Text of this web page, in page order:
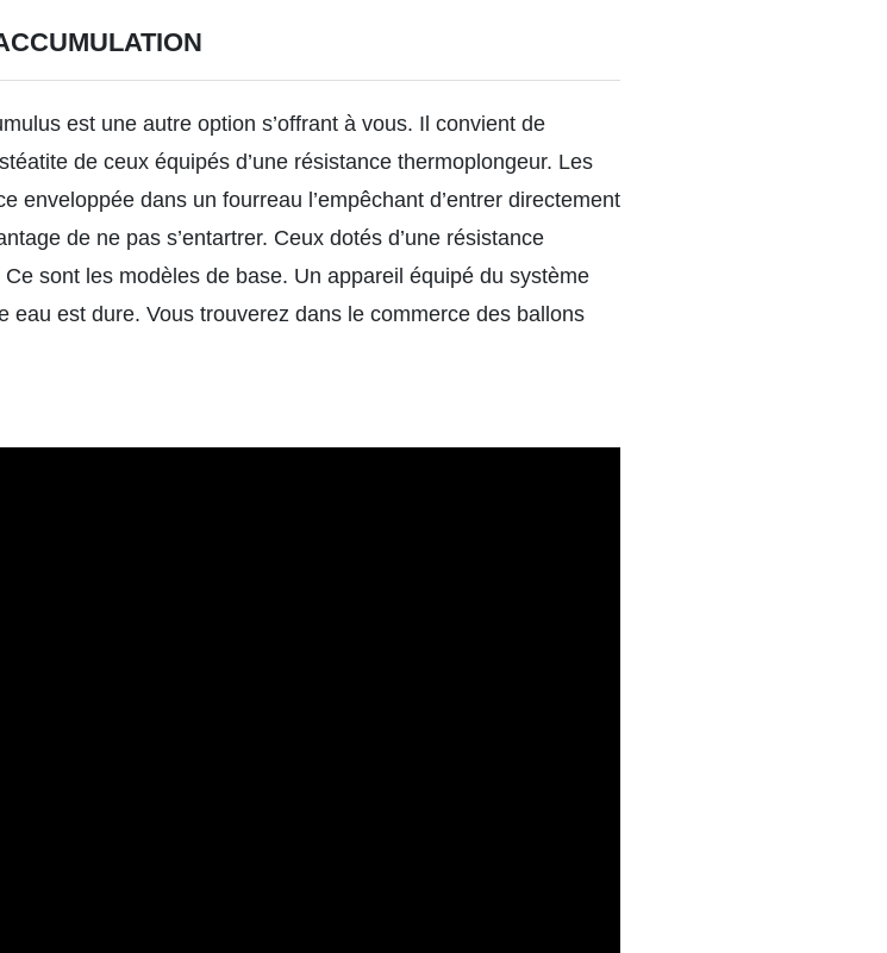
est une autre option s’offrant à vous. Il convient de
de ceux équipés d’une résistance thermoplongeur. Les
enveloppée dans un fourreau l’empêchant d’entrer directement
de ne pas s’entartrer. Ceux dotés d’une résistance
sont les modèles de base. Un appareil équipé du système
eau est dure. Vous trouverez dans le commerce des ballons